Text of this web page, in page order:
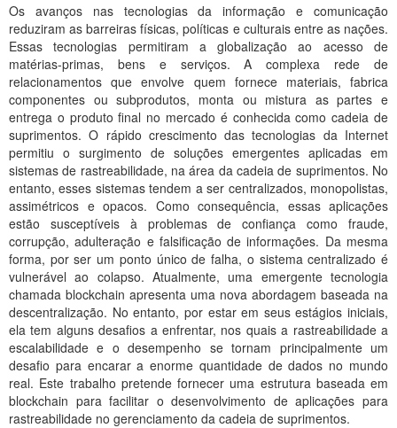
Ministério do Desenvolvimento Regional
Controladoria-Geral da União
Ministério da Mulher, da Família e dos Direitos Humanos
Secretaria-Geral
Secretaria de Governo
Gabinete de Segurança Institucional
Advocacia-Geral da União
Banco Central do Brasil
Planalto
Os avanços nas tecnologias da informação e comunicação
reduziram as barreiras físicas, políticas e culturais entre as nações.
Essas tecnologias permitiram a globalização ao acesso de
matérias-primas, bens e serviços. A complexa rede de
relacionamentos que envolve quem fornece materiais, fabrica
componentes ou subprodutos, monta ou mistura as partes e
entrega o produto final no mercado é conhecida como cadeia de
suprimentos. O rápido crescimento das tecnologias da Internet
permitiu o surgimento de soluções emergentes aplicadas em
sistemas de rastreabilidade, na área da cadeia de suprimentos. No
entanto, esses sistemas tendem a ser centralizados, monopolistas,
assimétricos e opacos. Como consequência, essas aplicações
estão susceptíveis à problemas de confiança como fraude,
corrupção, adulteração e falsificação de informações. Da mesma
forma, por ser um ponto único de falha, o sistema centralizado é
vulnerável ao colapso. Atualmente, uma emergente tecnologia
chamada blockchain apresenta uma nova abordagem baseada na
descentralização. No entanto, por estar em seus estágios iniciais,
ela tem alguns desafios a enfrentar, nos quais a rastreabilidade a
escalabilidade e o desempenho se tornam principalmente um
desafio para encarar a enorme quantidade de dados no mundo
real. Este trabalho pretende fornecer uma estrutura baseada em
blockchain para facilitar o desenvolvimento de aplicações para
rastreabilidade no gerenciamento da cadeia de suprimentos.